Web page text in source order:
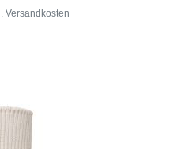
Versandkosten